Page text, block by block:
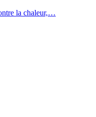
la chaleur,…